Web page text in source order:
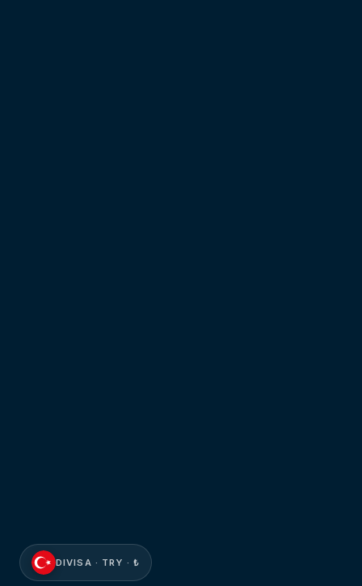
DIVISA · TRY · ₺